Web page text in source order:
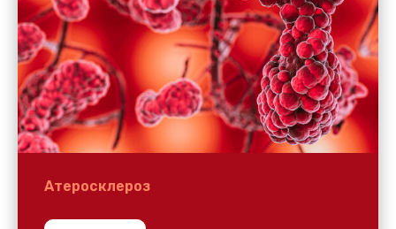
Атеросклероз